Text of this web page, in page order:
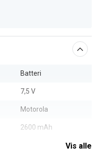
Batteri
7,5 V
Motorola
2600 mAh
Vis alle